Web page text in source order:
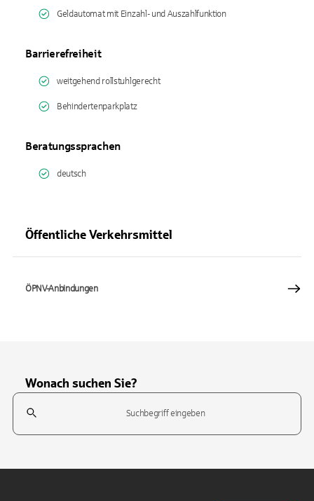
Geldautomat mit Einzahl- und Auszahlfunktion
Barrierefreiheit
weitgehend rollstuhlgerecht
Behindertenparkplatz
Beratungssprachen
deutsch
Öffentliche Verkehrsmittel
ÖPNV-Anbindungen
Wonach suchen Sie?
Suchfeld